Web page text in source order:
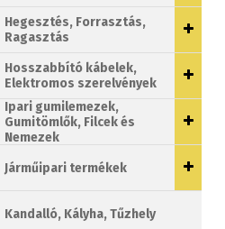
Hegesztés, Forrasztás,
Ragasztás
Hosszabbító kábelek,
Elektromos szerelvények
Ipari gumilemezek,
Gumitömlők, Filcek és
Nemezek
Járműipari termékek
Kandalló, Kályha, Tűzhely